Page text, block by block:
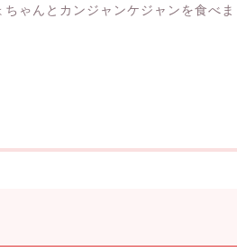
ちゃんとカンジャンケジャンを食べま